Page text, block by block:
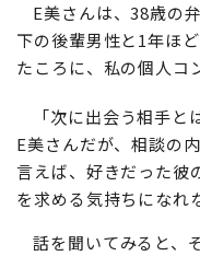
E美さんは、38歳の
下の後輩男性と1年ほ
たころに、私の個人コ
「次に出会う相手と
E美さんだが、相談の
言えば、好きだった